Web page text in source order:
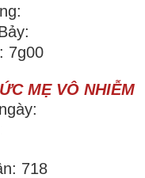
7g00
MẸ VÔ NHIỄM
718